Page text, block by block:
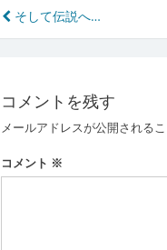
投
稿
ビ
ゲ
ー
そして伝説へ…
コメントを残す
メールアドレスが公開されるこ
コメント ※